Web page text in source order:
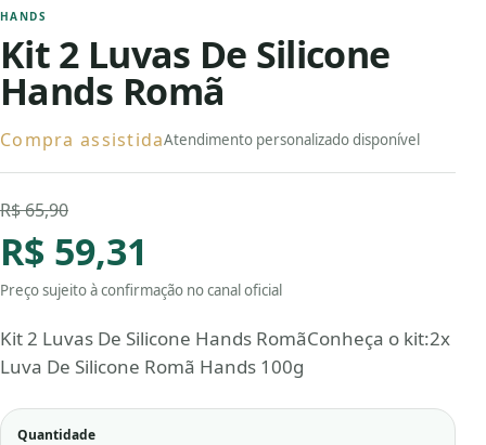
HANDS
Kit 2 Luvas De Silicone
Hands Romã
Compra assistidaAtendimento personalizado disponível
R$ 65,90
R$ 59,31
Preço sujeito à confirmação no canal oficial
Kit 2 Luvas De Silicone Hands RomãConheça o kit:2x
Luva De Silicone Romã Hands 100g
Quantidade